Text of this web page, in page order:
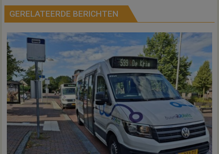
GERELATEERDE BERICHTEN